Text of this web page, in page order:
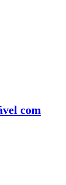
com